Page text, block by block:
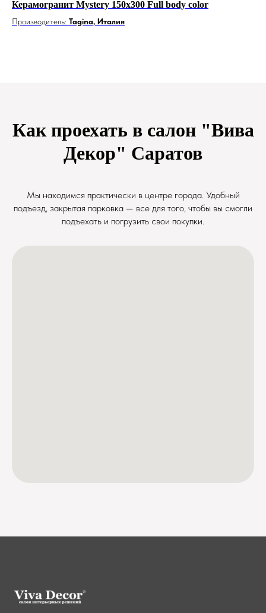
Керамогранит Mystery 150x300 Full body color
Производитель: Tagina, Италия
Как проехать в салон "Вива
Декор" Саратов
Мы находимся практически в центре города. Удобный
подъезд, закрытая парковка — все для того, чтобы вы смогли
подъехать и погрузить свои покупки.